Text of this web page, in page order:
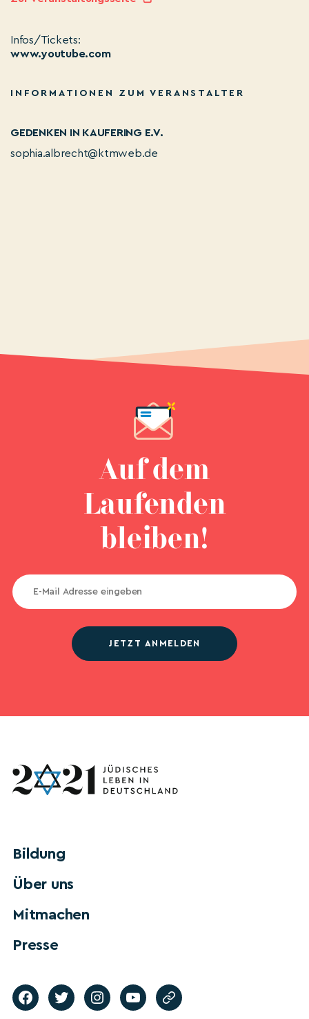
Infos/Tickets:
www.youtube.com
INFORMATIONEN ZUM VERANSTALTER
GEDENKEN IN KAUFERING E.V.
sophia.albrecht@ktmweb.de
Auf dem
Laufenden
bleiben!
JETZT ANMELDEN
Bildung
Über uns
Mitmachen
Presse